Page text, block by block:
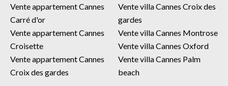
Vente appartement Cannes
Carré d'or
Vente appartement Cannes
Croisette
Vente appartement Cannes
Croix des gardes
Vente villa Cannes Croix des
gardes
Vente villa Cannes Montrose
Vente villa Cannes Oxford
Vente villa Cannes Palm
beach